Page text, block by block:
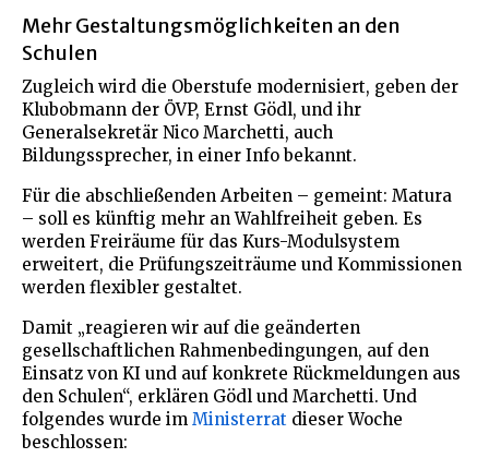
Mehr Gestaltungsmöglichkeiten an den
Schulen
Zugleich wird die Oberstufe modernisiert, geben der
Klubobmann der ÖVP, Ernst Gödl, und ihr
Generalsekretär Nico Marchetti, auch
Bildungssprecher, in einer Info bekannt.
Für die abschließenden Arbeiten – gemeint: Matura
– soll es künftig mehr an Wahlfreiheit geben. Es
werden Freiräume für das Kurs-Modulsystem
erweitert, die Prüfungszeiträume und Kommissionen
werden flexibler gestaltet.
Damit „reagieren wir auf die geänderten
gesellschaftlichen Rahmenbedingungen, auf den
Einsatz von KI und auf konkrete Rückmeldungen aus
den Schulen“, erklären Gödl und Marchetti. Und
folgendes wurde im Ministerrat dieser Woche
beschlossen: